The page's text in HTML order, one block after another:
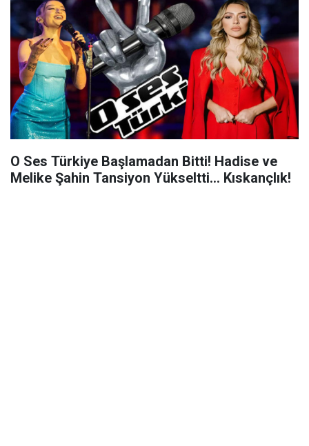
O Ses Türkiye Başlamadan Bitti! Hadise ve
Melike Şahin Tansiyon Yükseltti... Kıskançlık!